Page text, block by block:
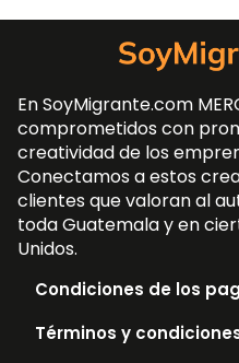
En SoyMigrante.com
comprometidos con
creatividad de los
Conectamos a estos
clientes que valoran al
toda Guatemala y en
Unidos.
Condiciones de los
Términos y